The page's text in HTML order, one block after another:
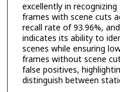
excellently in
frames with scene cuts
recall rate of 93.96%,
indicates its ability to
scenes while ensuring
frames without scene
false positives,
distinguish between